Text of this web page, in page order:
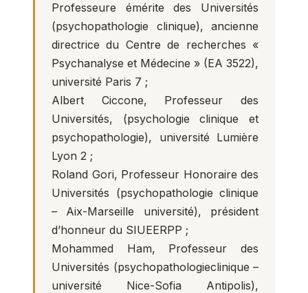
Professeure émérite des Universités
(psychopathologie clinique), ancienne
directrice du Centre de recherches «
Psychanalyse et Médecine » (EA 3522),
université Paris 7 ;
Albert Ciccone, Professeur des
Universités, (psychologie clinique et
psychopathologie), université Lumière
Lyon 2 ;
Roland Gori, Professeur Honoraire des
Universités (psychopathologie clinique
– Aix-Marseille université), président
d’honneur du SIUEERPP ;
Mohammed Ham, Professeur des
Universités (psychopathologieclinique –
université Nice-Sofia Antipolis),